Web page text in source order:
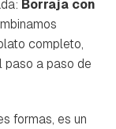
Borraja con
completo,
paso a paso de
formas, es un